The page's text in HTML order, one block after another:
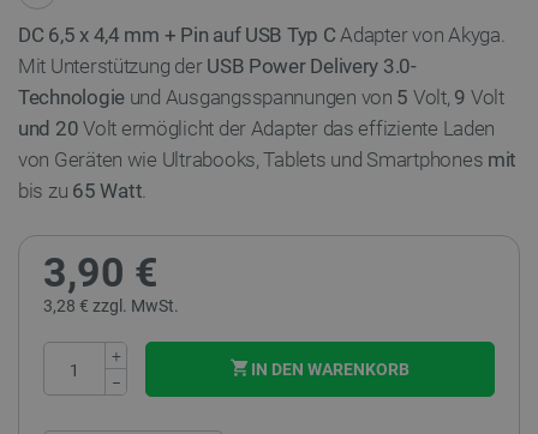
DC 6,5 x 4,4 mm + Pin auf USB Typ C Adapter von Akyga.
Mit Unterstützung der USB Power Delivery 3.0-
Technologie und Ausgangsspannungen von 5 Volt, 9 Volt
und 20 Volt ermöglicht der Adapter das effiziente Laden
von Geräten wie Ultrabooks, Tablets und Smartphones mit
bis zu 65 Watt.
3,90 €
3,28 € zzgl. MwSt.
+
−
IN DEN WARENKORB